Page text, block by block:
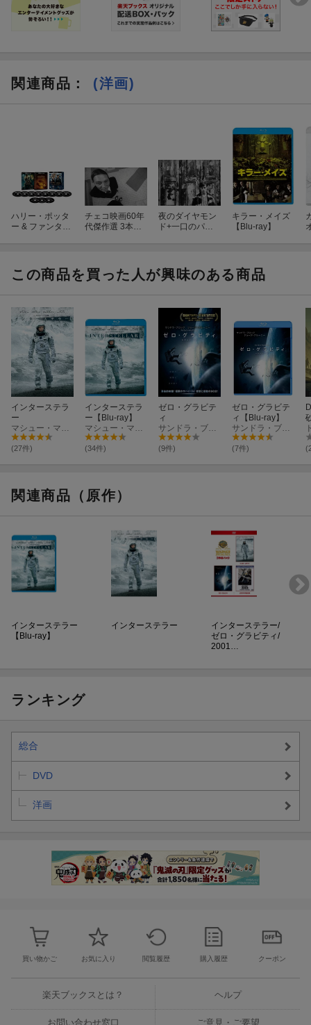
関連商品 ： (洋画)
ハリー・ポッタ
ー & ファンタス
ULTRA HD】
チェコ映画60年
代傑作選 3本組B
夜のダイヤモン
ド+一口のパン
キラー・メイズ
【Blu-ray】
この商品を買った人が興味のある商品
インターステラ
ー
(27件)
インターステラ
ー【Blu-ray】
(34件)
ゼロ・グラビテ
ィ
(9件)
ゼロ・グラビテ
ィ【Blu-ray】
(7件)
関連商品（原作）
インターステラー
【Blu-ray】
インターステラー
インターステラー/
ゼロ・グラビティ/
2001…
ランキング
総合
DVD
洋画
買い物かご お気に入り 閲覧履歴 購入履歴 クーポン
楽天ブックスとは？ ヘルプ
お問い合わせ窓口 ご意見・ご要望